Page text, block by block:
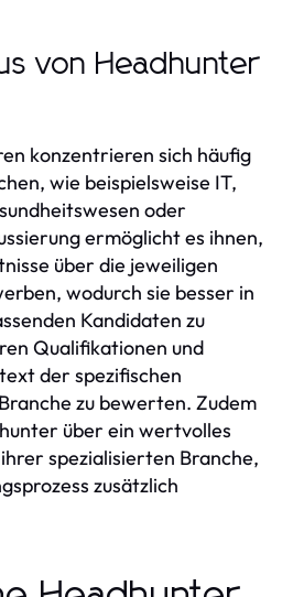
von Headhunter
konzentrieren sich häufig
wie beispielsweise IT,
oder
ermöglicht es ihnen,
über die jeweiligen
wodurch sie besser in
Kandidaten zu
Qualifikationen und
der spezifischen
zu bewerten. Zudem
über ein wertvolles
spezialisierten Branche,
zusätzlich